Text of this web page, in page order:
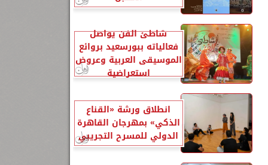
شاطئ الفن يواصل
فعالياته ببورسعيد بروائع
الموسيقى العربية وعروض
استعراضية
انطلاق ورشة «القناع
الذكي» بمهرجان القاهرة
الدولي للمسرح التجريبي